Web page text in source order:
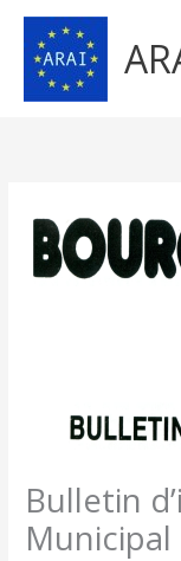
Aller
contenu
Bulletin
Municipal